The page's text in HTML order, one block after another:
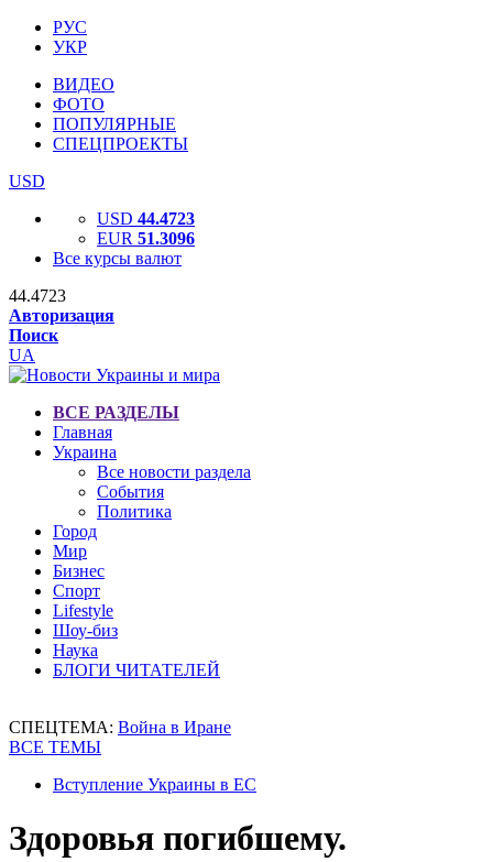
РУС
УКР
ВИДЕО
ФОТО
ПОПУЛЯРНЫЕ
СПЕЦПРОЕКТЫ
USD
USD 44.4723
EUR 51.3096
Все курсы валют
44.4723
Авторизация
Поиск
UA
ВСЕ РАЗДЕЛЫ
Главная
Украина
Все новости раздела
События
Политика
Город
Мир
Бизнес
Спорт
Lifestyle
Шоу-биз
Наука
БЛОГИ ЧИТАТЕЛЕЙ
СПЕЦТЕМА: Война в Иране
ВСЕ ТЕМЫ
Вступление Украины в ЕС
Здоровья погибшему.